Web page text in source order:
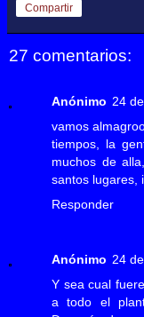
Compartir
27 comentarios:
Anónimo 24
vamos
tiempos, la
muchos de
santos lugares,
Responder
Anónimo 24
Y sea cual
a todo el